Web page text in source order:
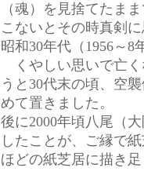
（魂）を見捨てたま
こないとその時真剣
昭和30年代（1956～8
くやしい思いで亡く
うと30代末の頃、空
めて置きました。
後に2000年頃八尾（
したことが、ご縁で
ほどの紙芝居に描き